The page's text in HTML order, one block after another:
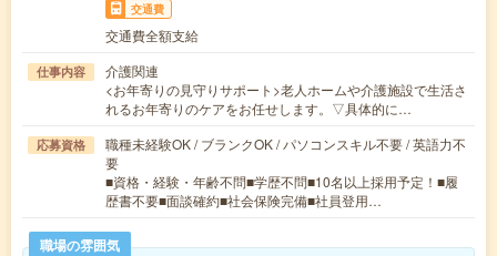
交通費
交通費全額支給
仕事内容
介護関連
<お年寄りの見守りサポート>老人ホームや介護施設で生活さ
れるお年寄りのケアをお任せします。▽具体的に…
応募資格
職種未経験OK / ブランクOK / パソコンスキル不要 / 英語力不
要
■資格・経験・年齢不問■学歴不問■10名以上採用予定！■履
歴書不要■面談確約■社会保険完備■社員登用…
職場の雰囲気